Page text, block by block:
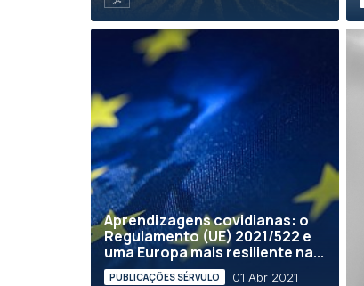
Aprendizagens covidianas: o
Regulamento (UE) 2021/522 e
uma Europa mais resiliente na...
PUBLICAÇÕES SÉRVULO 01 Abr 2021